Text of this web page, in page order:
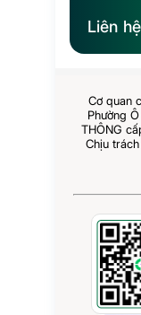
Liên
Cơ quan
Phường
THÔNG
Chịu